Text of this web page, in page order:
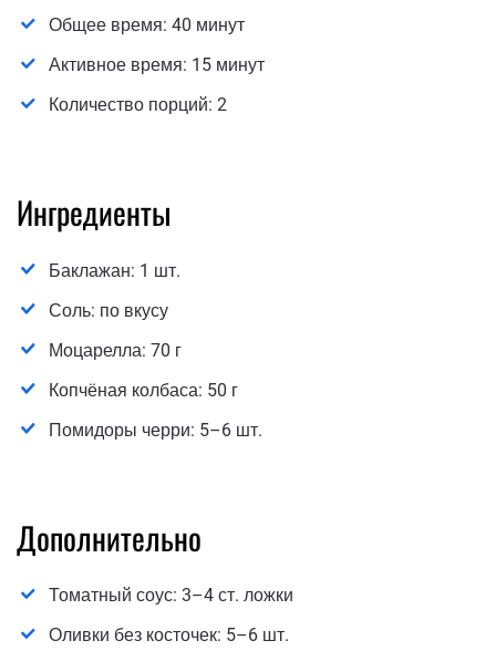
Общее время: 40 минут
Активное время: 15 минут
Количество порций: 2
Ингредиенты
Баклажан: 1 шт.
Соль: по вкусу
Моцарелла: 70 г
Копчёная колбаса: 50 г
Помидоры черри: 5–6 шт.
Дополнительно
Томатный соус: 3–4 ст. ложки
Оливки без косточек: 5–6 шт.